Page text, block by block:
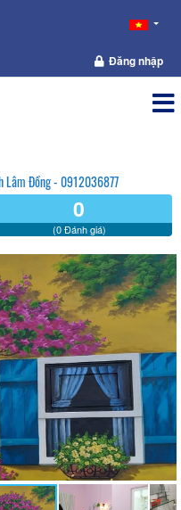
Đăng nhập
Lâm Đồng - 0912036877
0
(0 Đánh giá)